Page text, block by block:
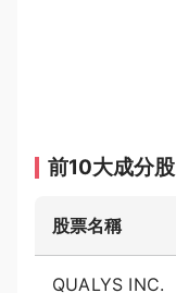
前10大成分股
股票名稱
QUALYS INC.